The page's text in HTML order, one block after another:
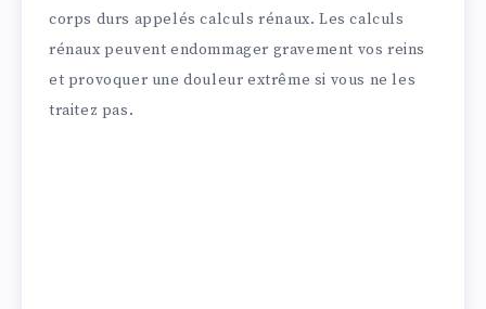
corps durs appelés calculs rénaux. Les calculs
rénaux peuvent endommager gravement vos reins
et provoquer une douleur extrême si vous ne les
traitez pas.